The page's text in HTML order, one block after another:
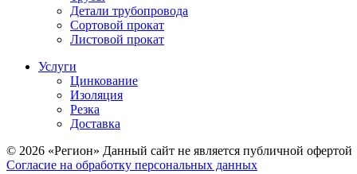
Детали трубопровода
Сортовой прокат
Листовой прокат
Услуги
Цинкование
Изоляция
Резка
Доставка
© 2026 «Регион» Данный сайт не является публичной офертой
Согласие на обработку персональных данных